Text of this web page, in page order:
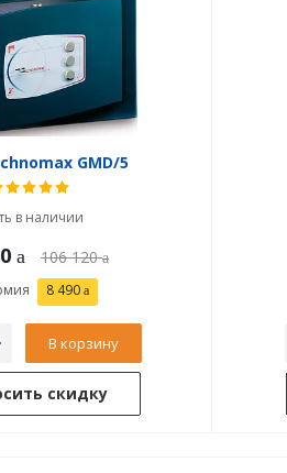
GMD/5
в наличии
106 120
8 490
В корзину
скидку